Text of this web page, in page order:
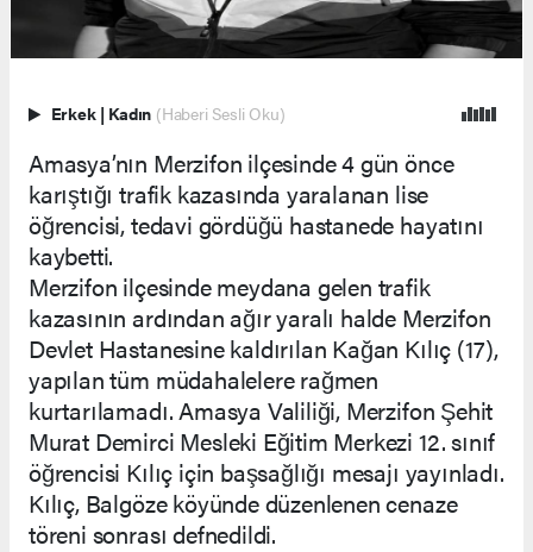
Erkek | Kadın (Haberi Sesli Oku)
Amasya’nın Merzifon ilçesinde 4 gün önce
karıştığı trafik kazasında yaralanan lise
öğrencisi, tedavi gördüğü hastanede hayatını
kaybetti.
Merzifon ilçesinde meydana gelen trafik
kazasının ardından ağır yaralı halde Merzifon
Devlet Hastanesine kaldırılan Kağan Kılıç (17),
yapılan tüm müdahalelere rağmen
kurtarılamadı. Amasya Valiliği, Merzifon Şehit
Murat Demirci Mesleki Eğitim Merkezi 12. sınıf
öğrencisi Kılıç için başsağlığı mesajı yayınladı.
Kılıç, Balgöze köyünde düzenlenen cenaze
töreni sonrası defnedildi.